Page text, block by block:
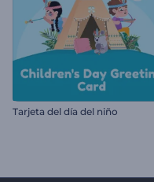
Tarjeta del día del niño